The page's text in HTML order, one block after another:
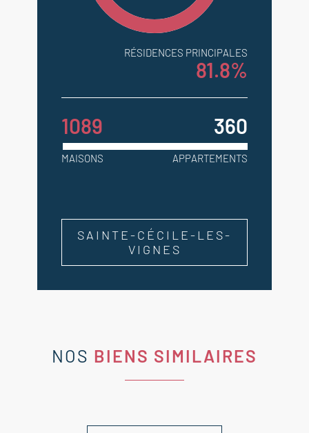
RÉSIDENCES PRINCIPALES
81.8%
1089 360
MAISONS APPARTEMENTS
SAINTE-CÉCILE-LES-
VIGNES
NOS BIENS SIMILAIRES